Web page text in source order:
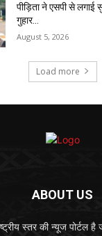
पीड़िता ने एसपी से लगाई
गुहार…
August 5, 2026
Load more
ABOUT US
स्तर की न्यूज पोर्टल है